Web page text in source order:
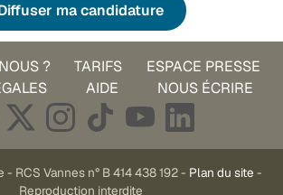
ma candidature
? TARIFS
ESPACE PRESSE
AIDE NOUS ÉCRIRE
RCS Vannes n° B 414 438 192 - Plan du site -
Reproduction interdite